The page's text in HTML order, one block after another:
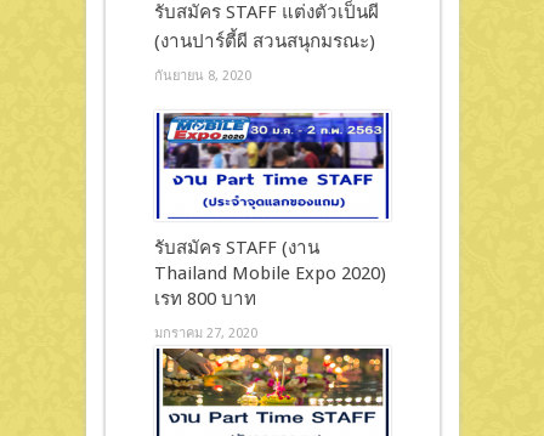
รับสมัคร STAFF แต่งตัวเป็นผี
(งานปาร์ตี้ผี สวนสนุกมรณะ)
กันยายน 8, 2020
รับสมัคร STAFF (งาน
Thailand Mobile Expo 2020)
เรท 800 บาท
มกราคม 27, 2020